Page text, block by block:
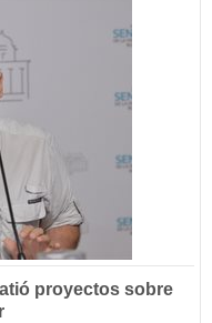
proyectos sobre